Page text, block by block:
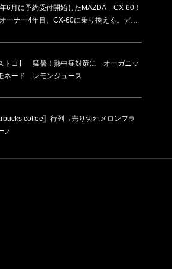
6月に予約受付開始したMAZDA CX-60！
ーナー4年目、CX-60に乗り換える。ディ
ストコ】 猛暑！熱中症対策に オーガニッ
ネード レモンジュース
coffee〛行列→売り切れメロンフラ
ノ